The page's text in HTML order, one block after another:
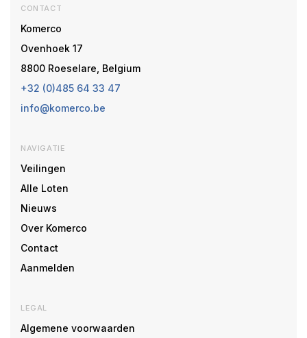
CONTACT
Komerco
Ovenhoek 17
8800 Roeselare, Belgium
+32 (0)485 64 33 47
info@komerco.be
NAVIGATIE
Veilingen
Alle Loten
Nieuws
Over Komerco
Contact
Aanmelden
LEGAL
Algemene voorwaarden